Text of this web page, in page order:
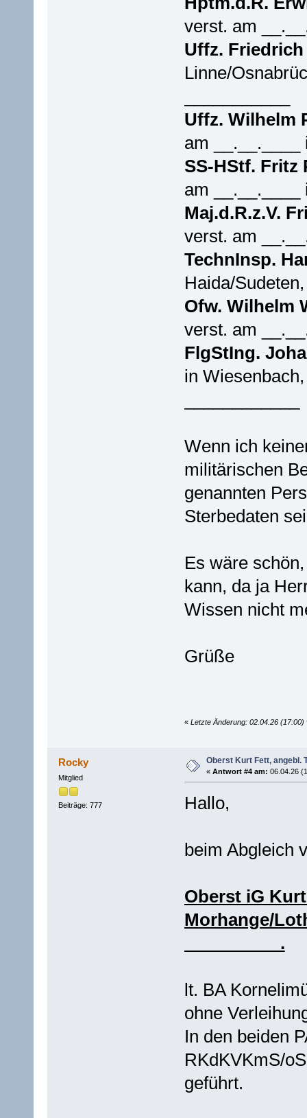
verst. am
Uffz.
Linne/
Uffz. Wilhelm
am __.__.____
SS-HStf. Fritz
am __.__.____
Maj.d.R.z.V.
verst. am
TechnInsp.
Haida/
Ofw. Wilhelm
verst. am
FlgStIng.
in
Wenn ich
militärischen
genannten
Sterbedaten
Es wäre
kann, da ja
Wissen nicht
Grüße
« Letzte Änderung: 02.04.26
Rocky
Mitglied
Beiträge: 777
Oberst Kurt Fett, angebl.
« Antwort #4 am: 06.04.26
Hallo,
beim Abgleich
Oberst iG
Morhange/
__________.
lt. BA
ohne
In den beiden
RKdKVKmS/
geführt.